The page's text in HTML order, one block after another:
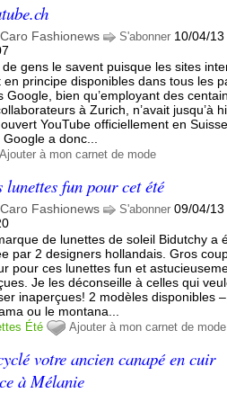
Caro Fashionews S'abonner 10/04/13
de gens le savent puisque les sites
en principe disponibles dans tous les
Google, bien qu’employant des
à Zurich, n’avait jusqu’à
YouTube officiellement en
Google a donc...
Ajouter à mon carnet de mode
lunettes fun pour cet été
Caro Fashionews S'abonner 09/04/13
de lunettes de soleil Bidutchy a
par 2 designers hollandais. Gros
pour ces lunettes fun et
Je les déconseille à celles qui
inaperçues! 2 modèles disponibles
ou le montana...
Été Ajouter à mon carnet de mode
votre ancien canapé en cuir
à Mélanie